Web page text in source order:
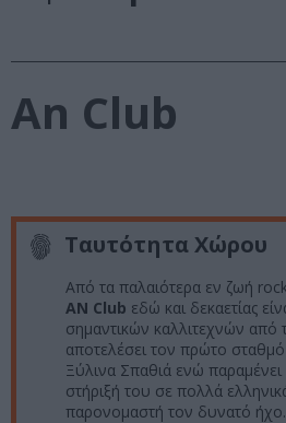
An Club
Ταυτότητα Χώρου
Από τα παλαιότερα εν ζωή
AΝ Club εδώ και δεκαετίας
σημαντικών καλλιτεχνών από
αποτελέσει τον πρώτο σταθμό
Ξύλινα Σπαθιά ενώ
στήριξή του σε πολλά
παρονομαστή τον δυνατό ήχο.